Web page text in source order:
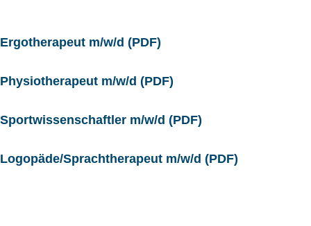
Ergotherapeut m/w/d (PDF)
Physiotherapeut m/w/d (PDF)
Sportwissenschaftler m/w/d (PDF)
Logopäde/Sprachtherapeut m/w/d (PDF)